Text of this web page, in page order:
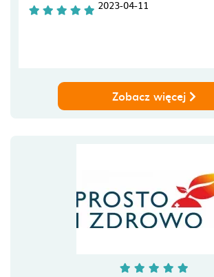
2023-04-11
Zobacz więcej